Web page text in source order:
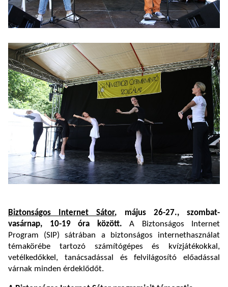
Biztonságos Internet Sátor, május 26-27., szombat-
vasárnap, 10-19 óra között. A Biztonságos Internet
Program (SIP) sátrában a biztonságos internethasználat
témakörébe tartozó számítógépes és kvízjátékokkal,
vetélkedőkkel, tanácsadással és felvilágosító előadással
várnak minden érdeklődőt.